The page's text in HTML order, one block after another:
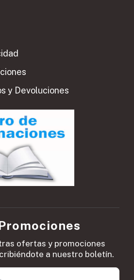
y Devoluciones
ofertas y promociones
a nuestro boletín.